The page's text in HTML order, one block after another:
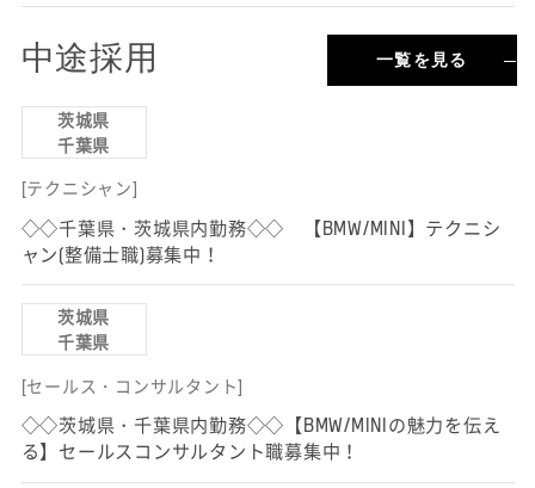
中途採用 一覧を見る
茨城県
千葉県
[テクニシャン]
◇◇千葉県・茨城県内勤務◇◇ 【BMW/MINI】テクニシ
ャン(整備士職)募集中！
茨城県
千葉県
[セールス・コンサルタント]
◇◇茨城県・千葉県内勤務◇◇【BMW/MINIの魅力を伝え
る】セールスコンサルタント職募集中！